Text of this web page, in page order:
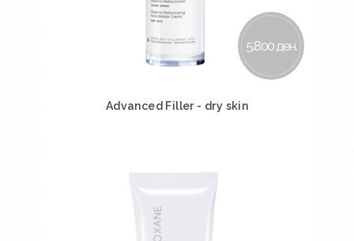
5.800 ден.
Advanced Filler - dry skin